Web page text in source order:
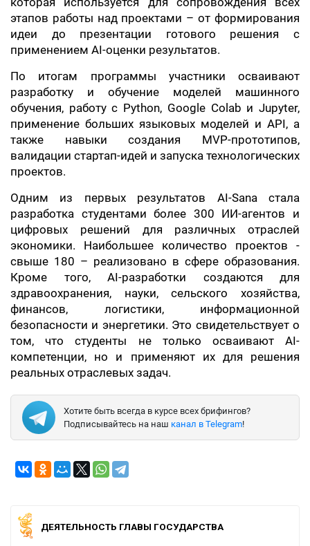
этапов работы над проектами – от формирования
идеи до презентации готового решения с
применением AI-оценки результатов.
По итогам программы участники осваивают
разработку и обучение моделей машинного
обучения, работу с Python, Google Colab и Jupyter,
применение больших языковых моделей и API, а
также навыки создания MVP-прототипов,
валидации стартап-идей и запуска технологических
проектов.
Одним из первых результатов AI-Sana стала
разработка студентами более 300 ИИ-агентов и
цифровых решений для различных отраслей
экономики. Наибольшее количество проектов -
свыше 180 – реализовано в сфере образования.
Кроме того, AI-разработки создаются для
здравоохранения, науки, сельского хозяйства,
финансов, логистики, информационной
безопасности и энергетики. Это свидетельствует о
том, что студенты не только осваивают AI-
компетенции, но и применяют их для решения
реальных отраслевых задач.
Хотите быть всегда в курсе всех брифингов?
Подписывайтесь на наш канал в Telegram!
ДЕЯТЕЛЬНОСТЬ ГЛАВЫ ГОСУДАРСТВА